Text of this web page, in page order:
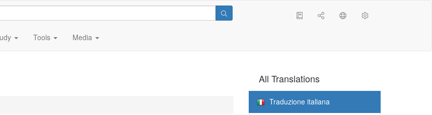
Tools Media
All Translations
Traduzione italiana